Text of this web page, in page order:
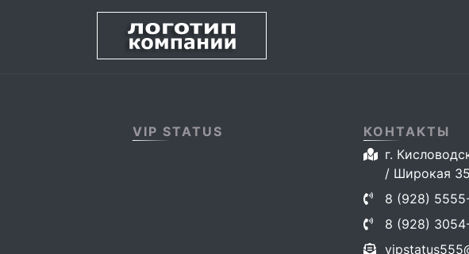
VIP STATUS
КОНТАКТЫ
г.
/ Широкая
8 (928)
8 (928) 3054-